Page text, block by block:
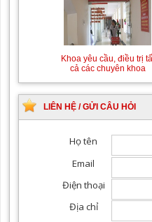
Khám Ngoại khoa
LIÊN HỆ / GỬI CÂU HỎI